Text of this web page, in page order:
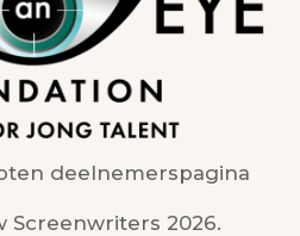
deelnemerspagina
Screenwriters 2026.